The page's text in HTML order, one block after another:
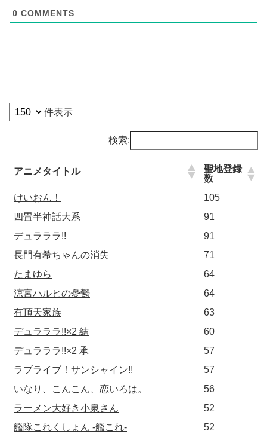
0 COMMENTS
件表示
検索:
アニメタイトル
聖地登録
数
けいおん！
105
四畳半神話大系
91
デュラララ!!
91
長門有希ちゃんの消失
71
たまゆら
64
涼宮ハルヒの憂鬱
64
有頂天家族
63
デュラララ!!×2 結
60
デュラララ!!×2 承
57
ラブライブ！サンシャイン!!
57
いなり、こんこん、恋いろは。
56
ラーメン大好き小泉さん
52
艦隊これくしょん -艦これ-
52